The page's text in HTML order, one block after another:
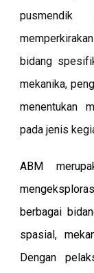
bidang
mekanika,
menentukan
pada jenis
ABM
berbagai
spasial,
Dengan